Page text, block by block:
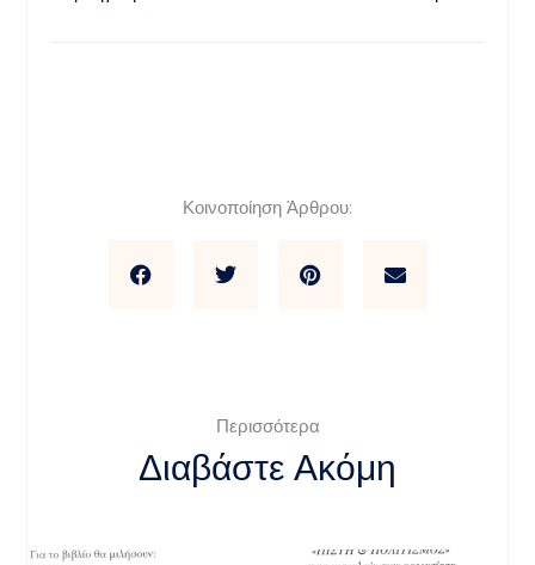
Κοινοποίηση Άρθρου:
Περισσότερα
Διαβάστε Ακόμη